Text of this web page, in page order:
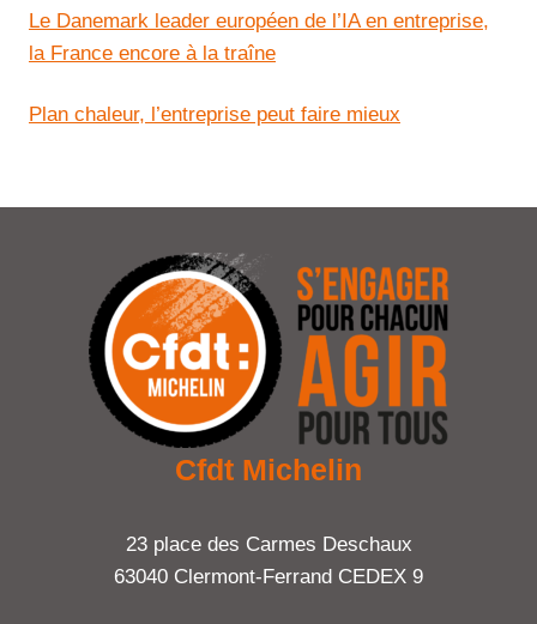
Le Danemark leader européen de l’IA en entreprise,
la France encore à la traîne
Plan chaleur, l’entreprise peut faire mieux
Cfdt Michelin
23 place des Carmes Deschaux
63040 Clermont-Ferrand CEDEX 9